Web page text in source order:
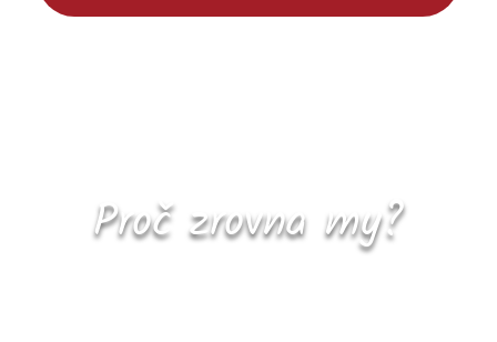
Proč zrovna my?